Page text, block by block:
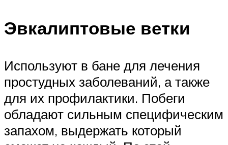
Эвкалиптовые ветки
Используют в бане для лечения
простудных заболеваний, а также
для их профилактики. Побеги
обладают сильным специфическим
запахом, выдержать который